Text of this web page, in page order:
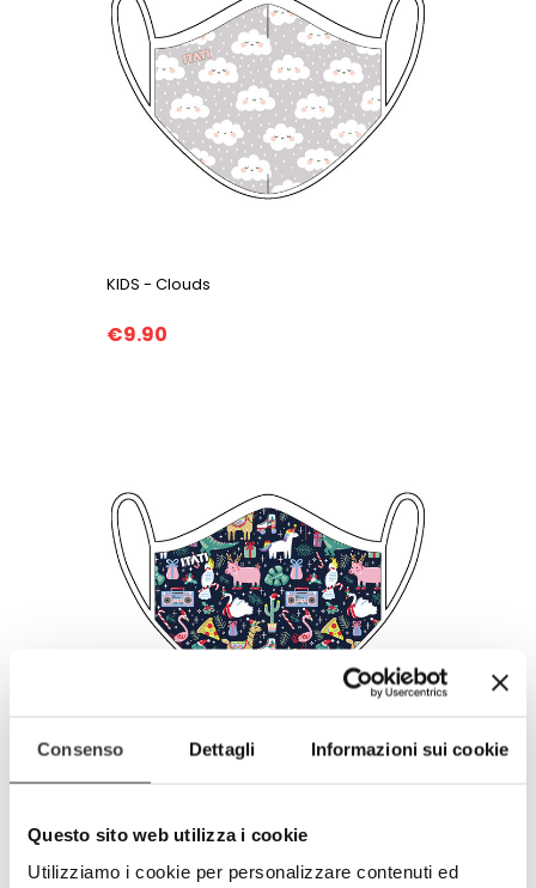
Consenso Dettagli Informazioni sui cookie
Questo sito web utilizza i cookie
Utilizziamo i cookie per personalizzare contenuti ed
KIDS - Clouds
€9.90
KIDS - Xmas animals
€9.90